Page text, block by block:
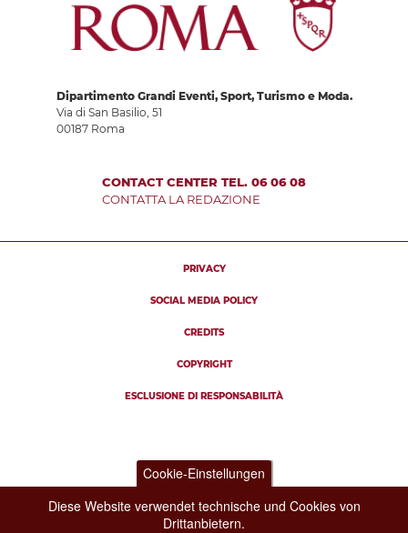
Dipartimento Grandi Eventi, Sport, Turismo e Moda.
Via di San Basilio, 51
00187 Roma
CONTACT CENTER TEL. 06 06 08
CONTATTA LA REDAZIONE
PRIVACY
SOCIAL MEDIA POLICY
CREDITS
COPYRIGHT
ESCLUSIONE DI RESPONSABILITÀ
Cookie-Einstellungen
Diese Website verwendet technische und Cookies von
Drittanbietern.